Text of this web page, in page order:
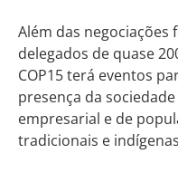
Além das negociações
delegados de quase
COP15 terá eventos
presença da
empresarial e de
tradicionais e